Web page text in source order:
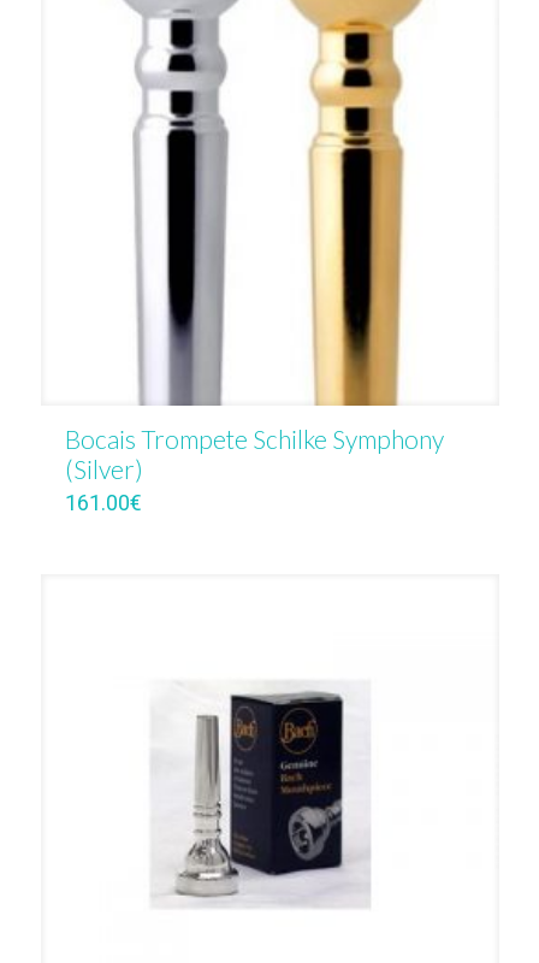
Bocais Trompete Schilke Symphony
(Silver)
161.00€